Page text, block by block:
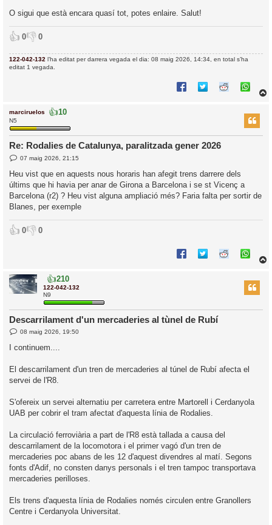
O sigui que està encara quasí tot, potes enlaire. Salut!
👍 0👎 0
122-042-132 l’ha editat per darrera vegada el dia: 08 maig 2026, 14:34, en total s’ha
editat 1 vegada.
marciruelos 👍10
N5
Re: Rodalies de Catalunya, paralitzada gener 2026
E
t
r
a
d
a
07 maig 2026, 21:15
Heu vist que en aquests nous horaris han afegit trens darrere dels
últims que hi havia per anar de Girona a Barcelona i se st Vicenç a
Barcelona (r2) ? Heu vist alguna ampliació més? Faria falta per sortir de
Blanes, per exemple
👍 0👎 0
👍210
122-042-132
N9
Descarrilament d'un mercaderies al tùnel de Rubí
E
t
r
d
a
08 maig 2026, 19:50
I continuem....
El descarrilament d'un tren de mercaderies al túnel de Rubí afecta el
servei de l'R8.
S'ofereix un servei alternatiu per carretera entre Martorell i Cerdanyola
UAB per cobrir el tram afectat d'aquesta línia de Rodalies.
La circulació ferroviària a part de l'R8 està tallada a causa del
descarrilament de la locomotora i el primer vagó d'un tren de
mercaderies poc abans de les 12 d'aquest divendres al matí. Segons
fonts d'Adif, no consten danys personals i el tren tampoc transportava
mercaderies perilloses.
Els trens d'aquesta línia de Rodalies només circulen entre Granollers
Centre i Cerdanyola Universitat.